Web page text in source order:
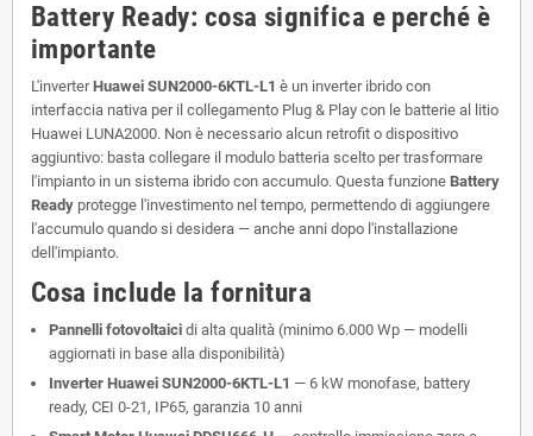
Battery Ready: cosa significa e perché è
importante
L'inverterHuawei SUN2000-6KTL-L1 è un inverter ibrido con
interfaccia nativa per il collegamento Plug & Play con le batterie al litio
Huawei LUNA2000. Non è necessario alcun retrofit o dispositivo
aggiuntivo: basta collegare il modulo batteria scelto per trasformare
l'impianto in un sistema ibrido con accumulo. Questa funzione Battery
Ready protegge l'investimento nel tempo, permettendo di aggiungere
l'accumulo quando si desidera — anche anni dopo l'installazione
dell'impianto.
Cosa include la fornitura
Pannelli fotovoltaici di alta qualità (minimo 6.000 Wp — modelli
aggiornati in base alla disponibilità)
Inverter Huawei SUN2000-6KTL-L1 — 6 kW monofase, battery
ready, CEI 0-21, IP65, garanzia 10 anni